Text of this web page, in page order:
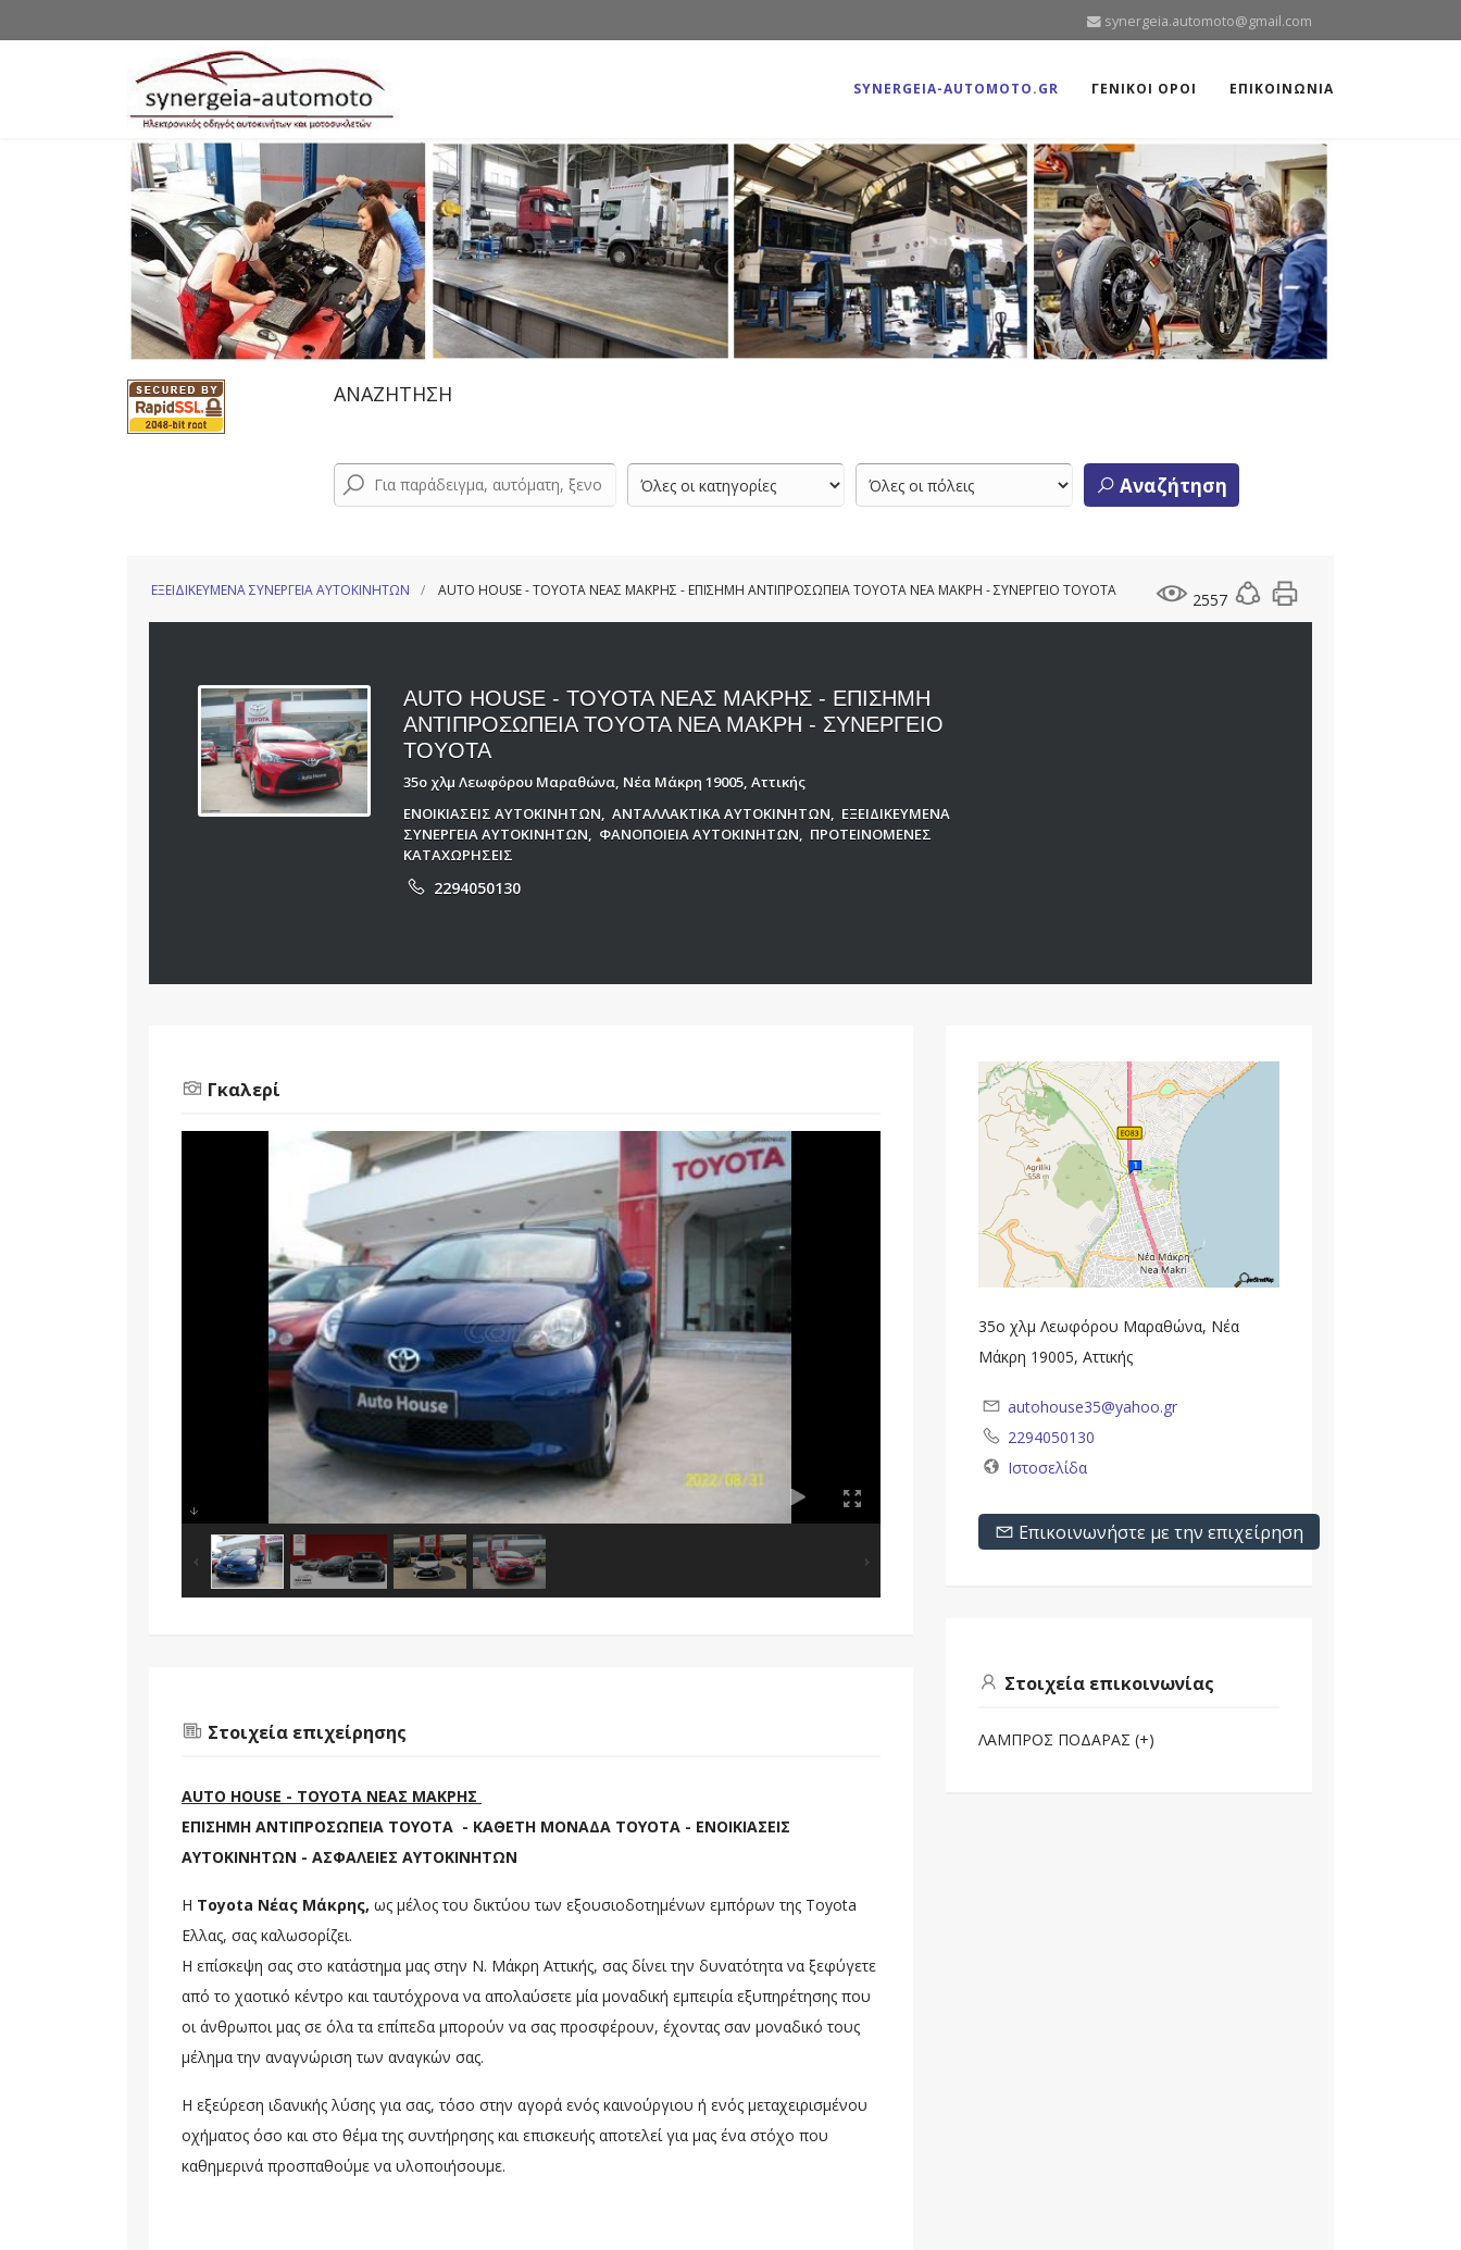
synergeia.automoto@gmail.com
SYNERGEIA-AUTOMOTO.GR ΓΕΝΙΚΟΙ ΟΡΟΙ ΕΠΙΚΟΙΝΩΝΙΑ
ΑΝΑΖΗΤΗΣΗ
Αναζήτηση
2557
ΕΞΕΙΔΙΚΕΥΜΕΝΑ ΣΥΝΕΡΓΕΙΑ ΑΥΤΟΚΙΝΗΤΩΝ AUTO HOUSE - TOYOTA ΝΕΑΣ ΜΑΚΡΗΣ - ΕΠΙΣΗΜΗ ΑΝΤΙΠΡΟΣΩΠΕΙΑ TOYOTA ΝΕΑ ΜΑΚΡΗ - ΣΥΝΕΡΓΕΙΟ TOYOTA
AUTO HOUSE - TOYOTA ΝΕΑΣ ΜΑΚΡΗΣ - ΕΠΙΣΗΜΗ
ΑΝΤΙΠΡΟΣΩΠΕΙΑ TOYOTA ΝΕΑ ΜΑΚΡΗ - ΣΥΝΕΡΓΕΙΟ
TOYOTA
35ο χλμ Λεωφόρου Μαραθώνα, Νέα Μάκρη 19005, Αττικής
ΕΝΟΙΚΙΑΣΕΙΣ ΑΥΤΟΚΙΝΗΤΩΝ ,ΑΝΤΑΛΛΑΚΤΙΚΑ ΑΥΤΟΚΙΝΗΤΩΝ
ΕΞΕΙΔΙΚΕΥΜΕΝΑ
ΣΥΝΕΡΓΕΙΑ ΑΥΤΟΚΙΝΗΤΩΝ
ΦΑΝΟΠΟΙΕΙΑ ΑΥΤΟΚΙΝΗΤΩΝ
ΠΡΟΤΕΙΝΟΜΕΝΕΣ
ΚΑΤΑΧΩΡΗΣΕΙΣ
2294050130
Γκαλερί
Στοιχεία επιχείρησης
AUTO HOUSE - TOYOTA ΝΕΑΣ ΜΑΚΡΗΣ
ΕΠΙΣΗΜΗ ΑΝΤΙΠΡΟΣΩΠΕΙΑ TOYOTA - ΚΑΘΕΤΗ ΜΟΝΑΔΑ TOYOTA - ΕΝΟΙΚΙΑΣΕΙΣ
ΑΥΤΟΚΙΝΗΤΩΝ - ΑΣΦΑΛΕΙΕΣ ΑΥΤΟΚΙΝΗΤΩΝ
Η Τoyota Νέας Μάκρης, ως μέλος του δικτύου των εξουσιοδοτημένων εμπόρων της Toyota
Ελλας, σας καλωσορίζει.
H επίσκεψη σας στο κατάστημα μας στην Ν. Μάκρη Αττικής, σας δίνει την δυνατότητα να ξεφύγετε
από το χαοτικό κέντρο και ταυτόχρονα να απολαύσετε μία μοναδική εμπειρία εξυπηρέτησης που
οι άνθρωποι μας σε όλα τα επίπεδα μπορούν να σας προσφέρουν, έχοντας σαν μοναδικό τους
μέλημα την αναγνώριση των αναγκών σας.
Η εξεύρεση ιδανικής λύσης για σας, τόσο στην αγορά ενός καινούργιου ή ενός μεταχειρισμένου
οχήματος όσο και στο θέμα της συντήρησης και επισκευής αποτελεί για μας ένα στόχο που
καθημερινά προσπαθούμε να υλοποιήσουμε.
35ο χλμ Λεωφόρου Μαραθώνα, Νέα
Μάκρη 19005, Αττικής
autohouse35@yahoo.gr
2294050130
Ιστοσελίδα
Επικοινωνήστε με την επιχείρηση
Στοιχεία επικοινωνίας
ΛΑΜΠΡΟΣ ΠΟΔΑΡΑΣ (+)